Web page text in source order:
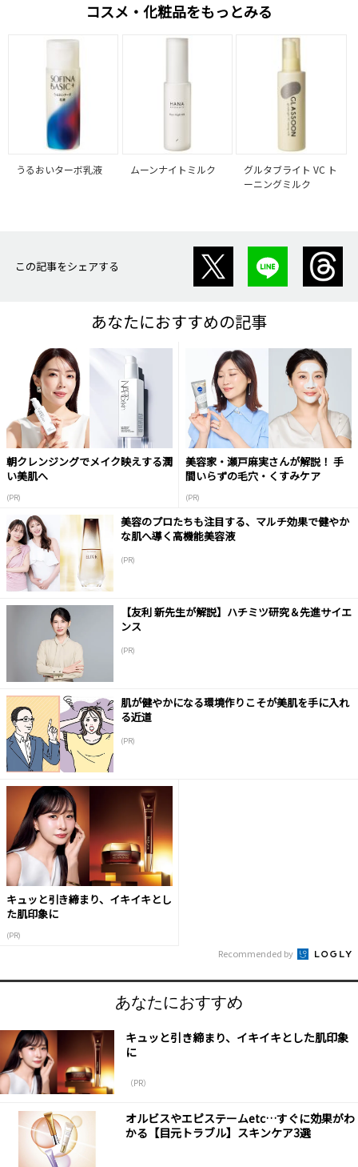
コスメ・化粧品をもっとみる
うるおいターボ乳液 ムーンナイトミルク
グルタブライト VC ト
ーニングミルク
この記事をシェアする
あなたにおすすめの記事
朝クレンジングでメイク映えする潤
い美肌へ
(PR)
美容家・瀬戸麻実さんが解説！ 手
間いらずの毛穴・くすみケア
(PR)
美容のプロたちも注目する、マルチ効果で健やか
な肌へ導く高機能美容液
(PR)
【友利 新先生が解説】ハチミツ研究＆先進サイエ
ンス
(PR)
肌が健やかになる環境作りこそが美肌を手に入れ
る近道
(PR)
キュッと引き締まり、イキイキとし
た肌印象に
(PR)
Recommended by
あなたにおすすめ
キュッと引き締まり、イキイキとした肌印象
に
（PR）
オルビスやエピステームetc…すぐに効果がわ
かる【目元トラブル】スキンケア3選